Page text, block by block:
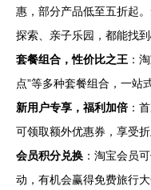
惠，部分产品低至五折起
探索、亲子乐园，都能找到
套餐组合，性价比之王 ：
点”等多种套餐组合，一站
新用户专享，福利加倍：
可领取额外优惠券，享受折
会员积分兑换 ：淘宝会员
动，有机会赢得免费旅行大